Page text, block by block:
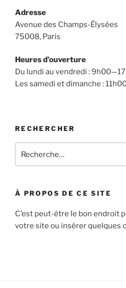
Adresse
Avenue des Champs-Élysées
75008, Paris
Heures d’ouverture
Du lundi au vendredi :
Les samedi et dimanche :
RECHERCHER
pour
À PROPOS DE CE SITE
C’est peut-être le bon endroit
votre site ou insérer quelques